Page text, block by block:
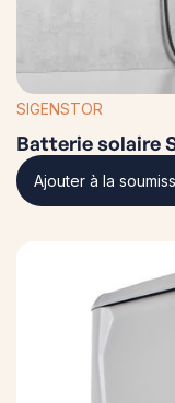
SIGENSTOR
Batterie solaire
Ajouter à la